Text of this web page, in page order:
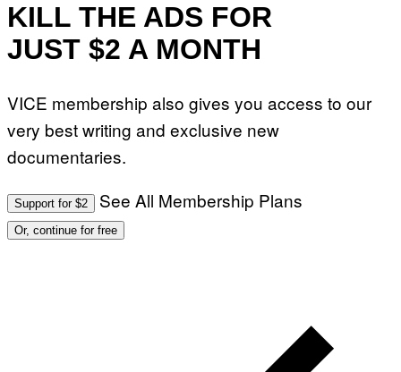
KILL THE ADS FOR
JUST $2 A MONTH
VICE membership also gives you access to our
very best writing and exclusive new
documentaries.
Support for $2 See All Membership Plans
Or, continue for free